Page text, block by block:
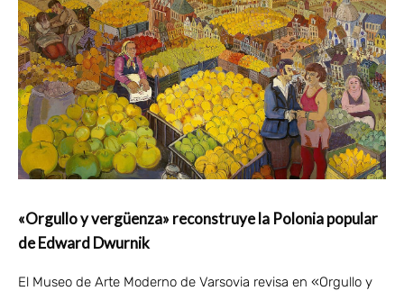
«Orgullo y vergüenza» reconstruye la Polonia popular
de Edward Dwurnik
El Museo de Arte Moderno de Varsovia revisa en «Orgullo y